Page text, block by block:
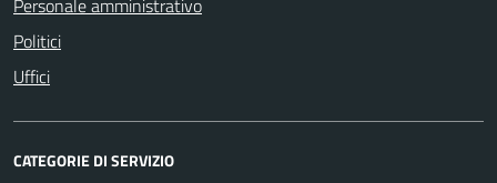
Politici
Uffici
CATEGORIE DI SERVIZIO